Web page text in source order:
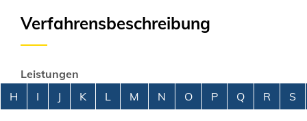
Verfahrensbeschreibung
Leistungen
Alphabetisches Register überspringen
H I J K L M N O P Q R S